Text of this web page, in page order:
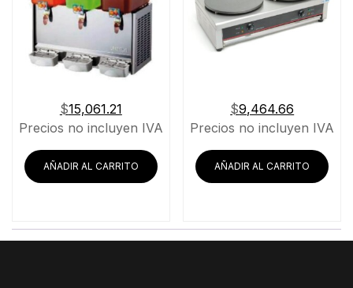
$15,061.21
Precios no incluyen IVA
AÑADIR AL CARRITO
$9,464.66
Precios no incluyen IVA
AÑADIR AL CARRITO